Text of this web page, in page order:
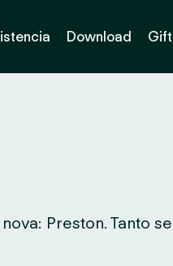
Download
Preston. Tanto